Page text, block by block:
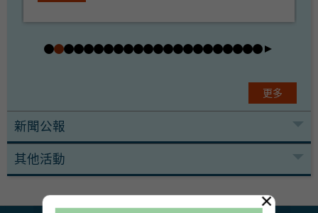
更多
新聞公報
其他活動
×